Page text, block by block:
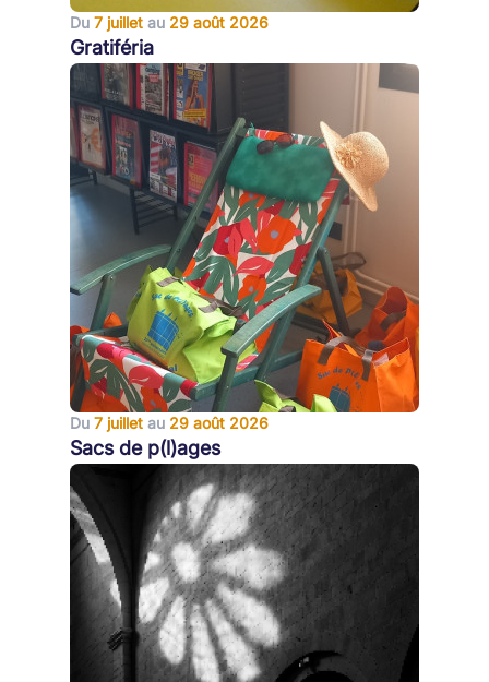
Du 7 juillet au 29 août 2026
Gratiféria
Du 7 juillet au 29 août 2026
Sacs de p(l)ages